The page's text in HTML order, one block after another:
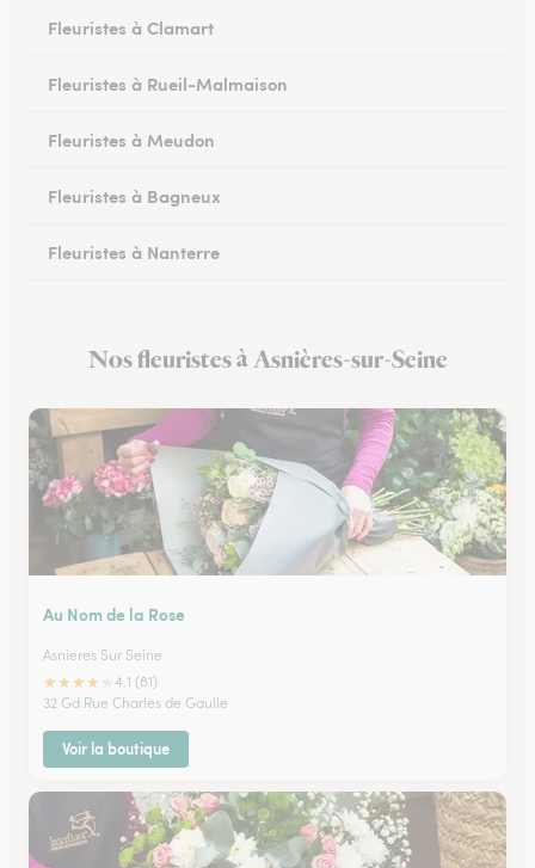
Fleuristes à Clamart
Fleuristes à Rueil-Malmaison
Fleuristes à Meudon
Fleuristes à Bagneux
Fleuristes à Nanterre
Fleuristes à Montrouge
Nos fleuristes à Asnières-sur-Seine
Au Nom de la Rose
Asnieres Sur Seine
★★★★
4.1 (81)
32 Gd Rue Charles de Gaulle
Voir la boutique